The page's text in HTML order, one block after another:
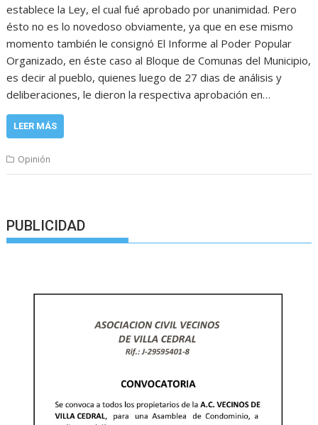
establece la Ley, el cual fué aprobado por unanimidad. Pero
ésto no es lo novedoso obviamente, ya que en ese mismo
momento también le consignó El Informe al Poder Popular
Organizado, en éste caso al Bloque de Comunas del Municipio,
es decir al pueblo, quienes luego de 27 dias de análisis y
deliberaciones, le dieron la respectiva aprobación en…
LEER MÁS
Opinión
PUBLICIDAD